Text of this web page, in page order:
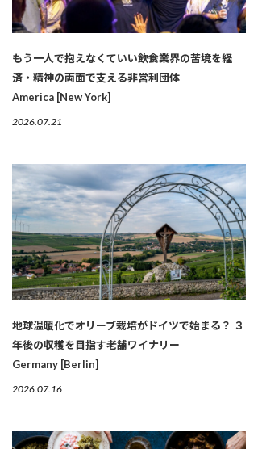
もう一人で抱えなくていい――飲食業界の苦境を経
済・精神の両面で支える非営利団体
America [New York]
2026.07.21
地球温暖化でオリーブ栽培がドイツで始まる？ ３
年後の収穫を目指す老舗ワイナリー
Germany [Berlin]
2026.07.16